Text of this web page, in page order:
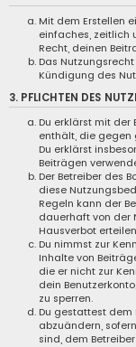
Mit dem Erstellen
einfaches, zeitlich
Recht, deinen
Das
Kündigung des
3. PFLICHTEN DES
Du erklärst mit der
enthält, die gegen
Du erklärst
Beiträgen
Der Betreiber des
diese
Regeln kann der
dauerhaft von der
Hausverbot
Du nimmst zur
Inhalte von
die er nicht zur
dein
zu sperren.
Du gestattest dem
abzuändern,
sind, dem